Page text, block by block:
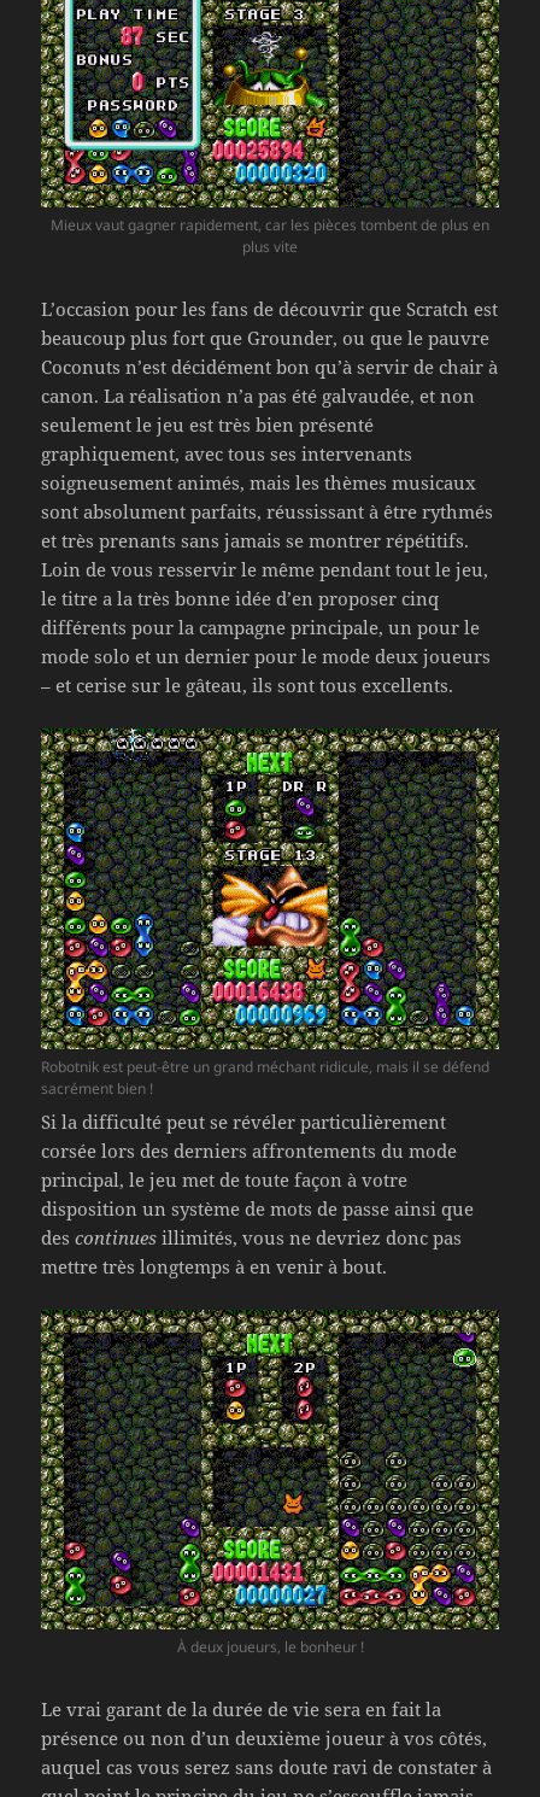
Mieux vaut gagner rapidement, car les pièces tombent de plus en
plus vite
L’occasion pour les fans de découvrir que Scratch est
beaucoup plus fort que Grounder, ou que le pauvre
Coconuts n’est décidément bon qu’à servir de chair à
canon. La réalisation n’a pas été galvaudée, et non
seulement le jeu est très bien présenté
graphiquement, avec tous ses intervenants
soigneusement animés, mais les thèmes musicaux
sont absolument parfaits, réussissant à être rythmés
et très prenants sans jamais se montrer répétitifs.
Loin de vous resservir le même pendant tout le jeu,
le titre a la très bonne idée d’en proposer cinq
différents pour la campagne principale, un pour le
mode solo et un dernier pour le mode deux joueurs
– et cerise sur le gâteau, ils sont tous excellents.
Robotnik est peut-être un grand méchant ridicule, mais il se défend
sacrément bien !
Si la difficulté peut se révéler particulièrement
corsée lors des derniers affrontements du mode
principal, le jeu met de toute façon à votre
disposition un système de mots de passe ainsi que
descontinues illimités, vous ne devriez donc pas
mettre très longtemps à en venir à bout.
À deux joueurs, le bonheur !
Le vrai garant de la durée de vie sera en fait la
présence ou non d’un deuxième joueur à vos côtés,
auquel cas vous serez sans doute ravi de constater à